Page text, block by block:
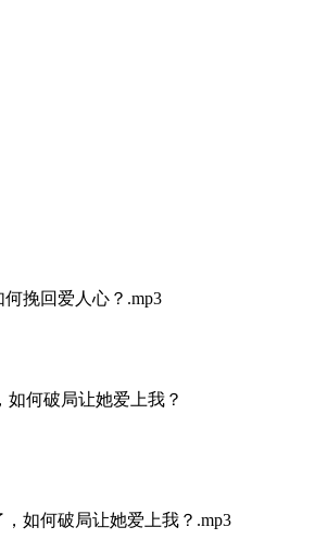
挽回爱人心？.mp3
如何破局让她爱上我？
如何破局让她爱上我？.mp3